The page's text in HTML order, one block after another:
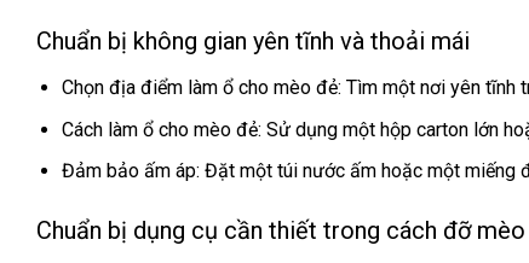
Chuẩn bị không gian yên tĩnh và thoải mái
Chọn địa điểm làm ổ cho mèo đẻ: Tìm một nơi yên
Cách làm ổ cho mèo đẻ: Sử dụng một hộp carton lớn
Đảm bảo ấm áp: Đặt một túi nước ấm hoặc một miếng
Chuẩn bị dụng cụ cần thiết trong cách đỡ